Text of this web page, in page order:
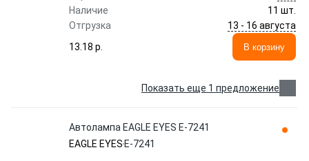
Наличие
11 шт.
Отгрузка
13 - 16 августа
13.18 p.
В корзину
Показать еще 1 предложение
Автолампа EAGLE EYES E-7241
EAGLE EYES E-7241